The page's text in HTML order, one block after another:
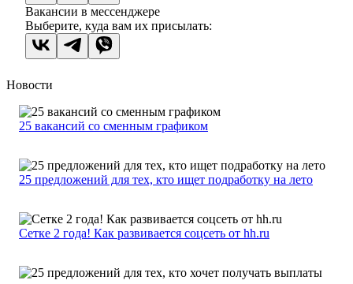
Вакансии в мессенджере
Выберите, куда вам их присылать:
Новости
25 вакансий со сменным графиком
25 предложений для тех, кто ищет подработку на лето
Сетке 2 года! Как развивается соцсеть от hh.ru